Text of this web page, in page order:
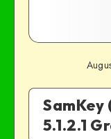
SamKey
5.1.2.1